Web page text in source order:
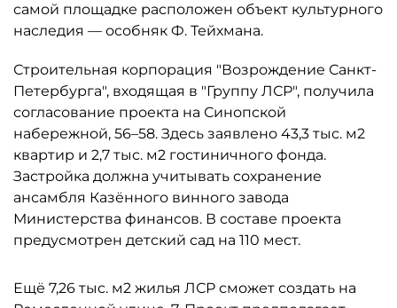
самой площадке расположен объект культурного
наследия — особняк Ф. Тейхмана.
Строительная корпорация "Возрождение Санкт-
Петербурга", входящая в "Группу ЛСР", получила
согласование проекта на Синопской
набережной, 56–58. Здесь заявлено 43,3 тыс. м2
квартир и 2,7 тыс. м2 гостиничного фонда.
Застройка должна учитывать сохранение
ансамбля Казённого винного завода
Министерства финансов. В составе проекта
предусмотрен детский сад на 110 мест.
Ещё 7,26 тыс. м2 жилья ЛСР сможет создать на